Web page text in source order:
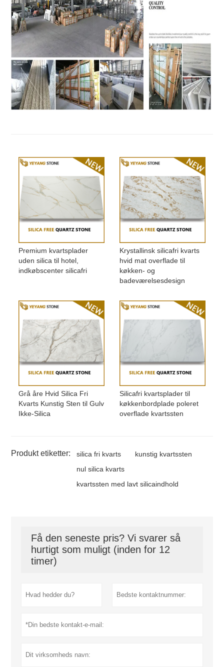
Premium kvartsplader
uden silica til hotel,
indkøbscenter silicafri
Krystallinsk silicafri kvarts
hvid mat overflade til
køkken- og
badeværelsesdesign
Grå åre Hvid Silica Fri
Kvarts Kunstig Sten til Gulv
Ikke-Silica
Silicafri kvartsplader til
køkkenbordplade poleret
overflade kvartssten
Produkt etiketter: silica fri kvarts
kunstig kvartssten
nul silica kvarts
kvartssten med lavt silicaindhold
Få den seneste pris? Vi svarer så
hurtigt som muligt (inden for 12
timer)